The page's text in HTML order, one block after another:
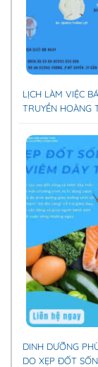
LỊCH LÀM VIỆC
TRUYỀN
DINH DƯỠNG
DO XẸP ĐỐT